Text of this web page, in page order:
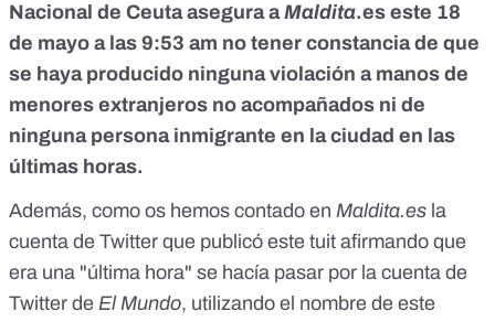
Nacional de Ceuta asegura aMaldita.es este 18
de mayo a las 9:53 am no tener constancia de que
se haya producido ninguna violación a manos de
menores extranjeros no acompañados ni de
ninguna persona inmigrante en la ciudad en las
últimas horas.
Además, como os hemos contado en Maldita.es la
cuenta de Twitter que publicó este tuit afirmando que
era una "última hora" se hacía pasar por la cuenta de
Twitter de El Mundo, utilizando el nombre de este